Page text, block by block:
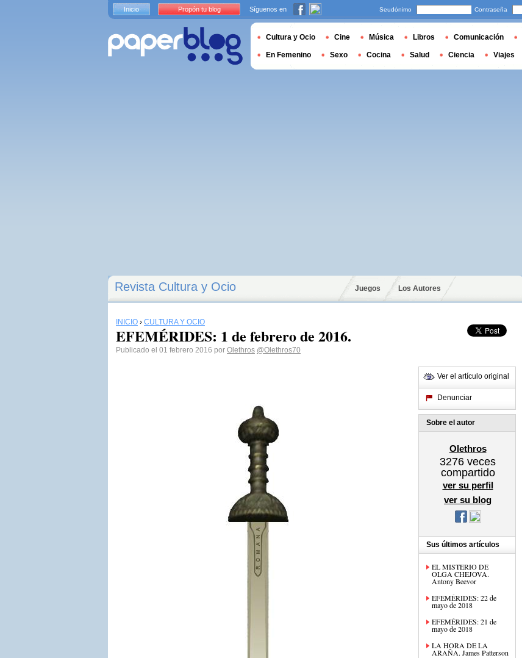
Revista Cultura y Ocio Juegos Los Autores
INICIO › CULTURA Y OCIO
EFEMÉRIDES: 1 de febrero de 2016.
Publicado el 01 febrero 2016 por Olethros @Olethros70
Ver el artículo original
Denunciar
Sobre el autor
Olethros
3276 veces
compartido
ver su perfil
ver su blog
Sus últimos artículos
EL MISTERIO DE
OLGA CHEJOVA.
Antony Beevor
EFEMÉRIDES: 22 de
mayo de 2018
EFEMÉRIDES: 21 de
mayo de 2018
LA HORA DE LA
ARAÑA. James Patterson
Inicio Propón tu blog Síguenos en Seudónimo Contraseña
Cultura y Ocio Cine Música Libros Comunicación
En Femenino Sexo Cocina Salud Ciencia Viajes